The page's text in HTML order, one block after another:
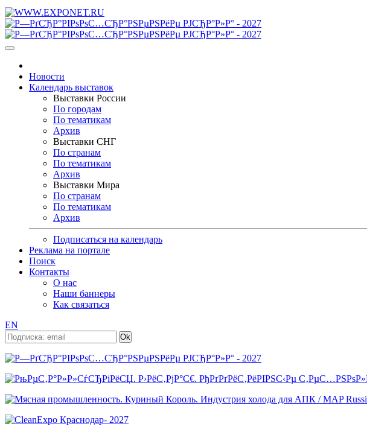
Новости
Календарь выставок
Выставки России
По городам
По тематикам
Архив
Выставки СНГ
По странам
По тематикам
Архив
Выставки Мира
По странам
По тематикам
Архив
Подписаться на календарь
Реклама на портале
Поиск
Контакты
О нас
Наши баннеры
Как связаться
EN